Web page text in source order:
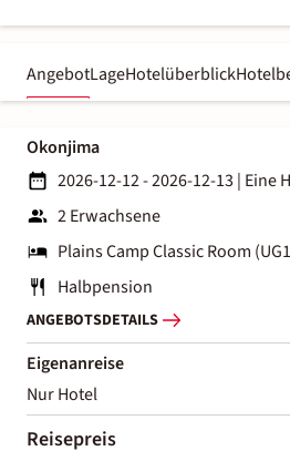
AngebotLageHotelüberblick
Okonjima
2026-12-12 - 2026-12-13 | Eine
2 Erwachsene
Plains Camp Classic Room
Halbpension
ANGEBOTSDETAILS
Eigenanreise
Nur Hotel
Reisepreis